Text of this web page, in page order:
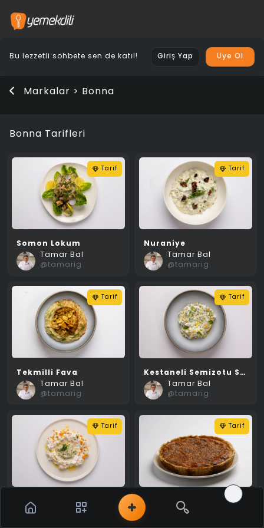
Bu lezzetli sohbete sen de katıl! Giriş Yap Üye Ol
Markalar > Bonna
Bonna Tarifleri
Tarif
Somon Lokum
Tamar Bal
@tamarig
Tarif
Nuraniye
Tamar Bal
@tamarig
Tarif
Tekmilli Fava
Tamar Bal
@tamarig
Tarif
Kestaneli Semizotu Salatası
Tamar Bal
@tamarig
Tarif
Alabaş Tzatizki
Tamar Bal
Tarif
Quiche Lorraine